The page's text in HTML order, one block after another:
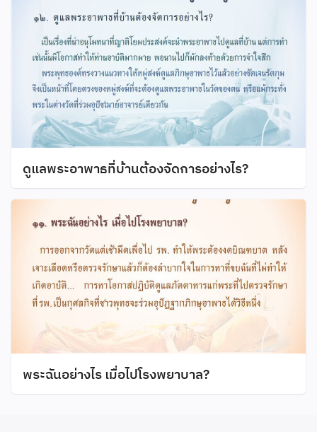
ดูแลพระอาพาธที่บ้านต้องจัดการอย่างไร?
พระฉันอย่างไร เมื่อไปโรงพยาบาล?